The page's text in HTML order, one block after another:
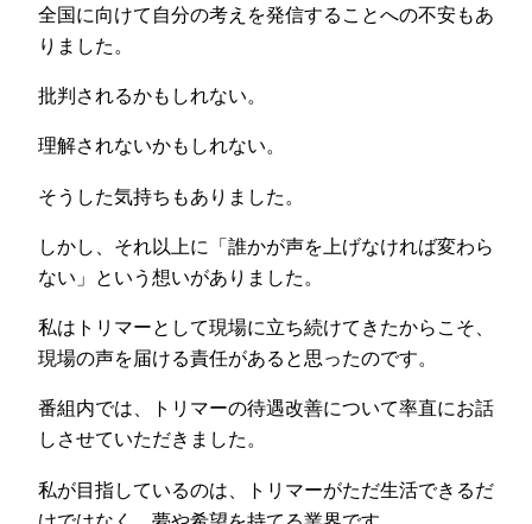
全国に向けて自分の考えを発信することへの不安もあ
りました。
批判されるかもしれない。
理解されないかもしれない。
そうした気持ちもありました。
しかし、それ以上に「誰かが声を上げなければ変わら
ない」という想いがありました。
私はトリマーとして現場に立ち続けてきたからこそ、
現場の声を届ける責任があると思ったのです。
番組内では、トリマーの待遇改善について率直にお話
しさせていただきました。
私が目指しているのは、トリマーがただ生活できるだ